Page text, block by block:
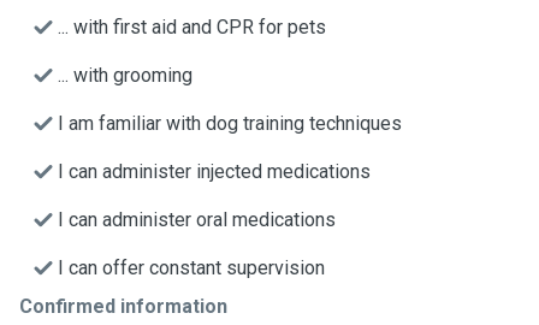
... with first aid and CPR for pets
... with grooming
I am familiar with dog training techniques
I can administer injected medications
I can administer oral medications
I can offer constant supervision
Confirmed information